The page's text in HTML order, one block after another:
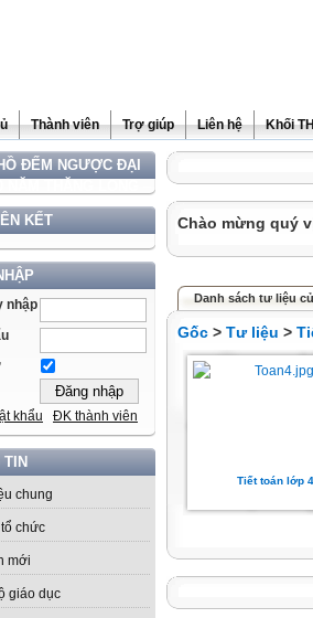
Thành viên Trợ giúp Liên hệ Khối
ĐẾM NGƯỢC ĐẠI
KẾT
nhập
khẩu ĐK thành viên
TIN
chung
chức
mới
giáo dục
Chào mừng quý
Danh sách tư liệu
Gốc > Tư liệu >
Tiết toán lớp 4